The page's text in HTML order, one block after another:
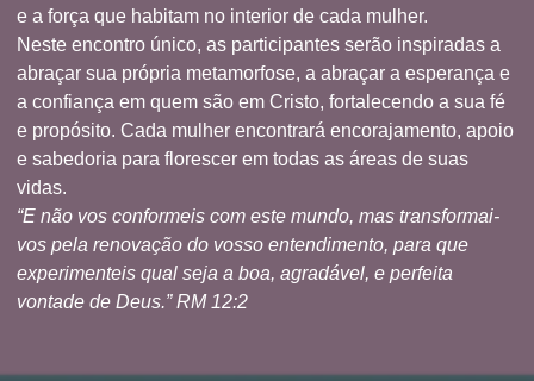
e a força que habitam no interior de cada mulher.
Neste encontro único, as participantes serão inspiradas a
abraçar sua própria metamorfose, a abraçar a esperança e
a confiança em quem são em Cristo, fortalecendo a sua fé
e propósito. Cada mulher encontrará encorajamento, apoio
e sabedoria para florescer em todas as áreas de suas
vidas.
“E não vos conformeis com este mundo, mas transformai-
vos pela renovação do vosso entendimento, para que
experimenteis qual seja a boa, agradável, e perfeita
vontade de Deus.” RM 12:2